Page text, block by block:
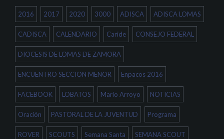
n
t
a
n
a
n
u
e
v
a
)
b
r
e
e
n
a
v
e
n
t
a
n
a
n
u
e
v
a
)
r
e
e
n
u
n
a
v
e
n
t
a
n
a
n
u
e
v
a
)
2016 2017 2020 3000 ADISCA ADISCA LOMAS
CADISCA CALENDARIO Caride CONSEJO FEDERAL
DIOCESIS DE LOMAS DE ZAMORA
ENCUENTRO SECCION MENOR Enpacos 2016
FACEBOOK LOBATOS Mario Arroyo NOTICIAS
Oración PASTORAL DE LA JUVENTUD Programa
ROVER SCOUTS Semana Santa SEMANA SCOUT